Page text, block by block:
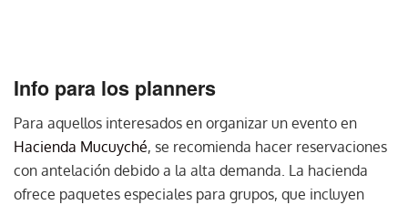
Info para los planners
Para aquellos interesados en organizar un evento en
Hacienda Mucuyché, se recomienda hacer reservaciones
con antelación debido a la alta demanda. La hacienda
ofrece paquetes especiales para grupos, que incluyen